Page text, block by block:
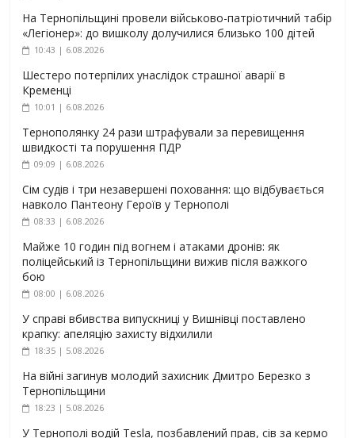
На Тернопільщині провели військово-патріотичний табір
«Легіонер»: до вишколу долучилися близько 100 дітей
10:43 | 6.08.2026
Шестеро потерпілих унаслідок страшної аварії в
Кременці
10:01 | 6.08.2026
Тернополянку 24 рази штрафували за перевищення
швидкості та порушення ПДР
09:09 | 6.08.2026
Сім судів і три незавершені поховання: що відбувається
навколо Пантеону Героїв у Тернополі
08:33 | 6.08.2026
Майже 10 годин під вогнем і атаками дронів: як
поліцейський із Тернопільщини вижив після важкого
бою
08:00 | 6.08.2026
У справі вбивства випускниці у Вишнівці поставлено
крапку: апеляцію захисту відхилили
18:35 | 5.08.2026
На війні загинув молодий захисник Дмитро Березко з
Тернопільщини
18:23 | 5.08.2026
У Тернополі водій Tesla, позбавлений прав, сів за кермо